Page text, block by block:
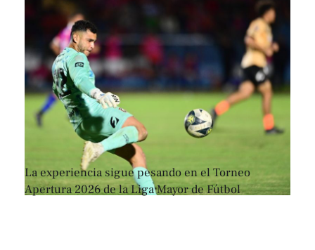
La experiencia sigue pesando en el Torneo
Apertura 2026 de la Liga Mayor de Fútbol